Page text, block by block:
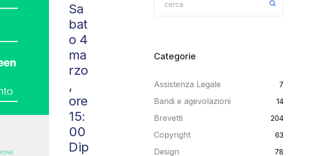
Sa
bat
o 4
ma
rzo
,
ore
15:
00
Dip
Categorie
Assistenza Legale 7
Bandi e agevolazioni 14
Brevetti 204
Copyright 63
Design 78